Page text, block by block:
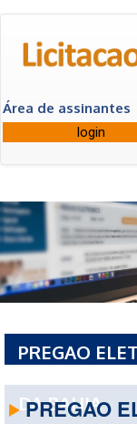
Área de assinantes
PREGAO
DA BAHIA
PREGAO